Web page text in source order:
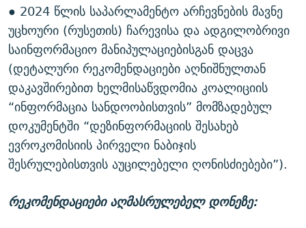
● 2024 წლის საპარლამენტო არჩევნების მავნე
უცხოური (რუსეთის) ჩარევისა და ადგილობრივი
საინფორმაციო მანიპულაციებისგან დაცვა
(დეტალური რეკომენდაციები აღნიშნულთან
დაკავშირებით ხელმისაწვდომია კოალიციის
“ინფორმაცია სანდოობისთვის” მომზადებულ
დოკუმენტში “დეზინფორმაციის შესახებ
ევროკომისიის პირველი ნაბიჯის
შესრულებისთვის აუცილებელი ღონისძიებები”).
რეკომენდაციები აღმასრულებელ დონეზე: